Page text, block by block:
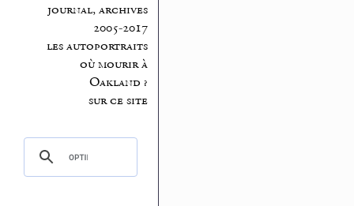
journal, archives
2005-2017
les autoportraits
où mourir à
Oakland ?
sur ce site